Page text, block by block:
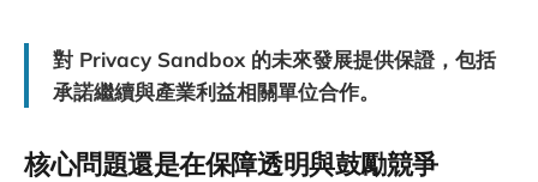
對 Privacy Sandbox 的未來發展提供保證，包括
承諾繼續與產業利益相關單位合作。
核心問題還是在保障透明與鼓勵競爭